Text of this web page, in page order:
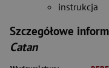
instrukcja
Szczegółowe
Catan